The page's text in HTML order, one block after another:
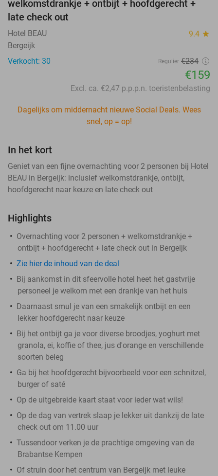
welkomstdrankje + ontbijt + hoofdgerecht +
late check out
Hotel BEAU 9.4 star
Bergeijk
Verkocht: 30
Regulier €234
€159
Excl. ca. €2,47 p.p.p.n. toeristenbelasting
Dagelijks om middernacht nieuwe Social Deals. Wees
snel, op = op!
In het kort
Geniet van een fijne overnachting voor 2 personen bij Hotel
BEAU in Bergeijk: inclusief welkomstdrankje, ontbijt,
hoofdgerecht naar keuze en late check out
Highlights
Overnachting voor 2 personen + welkomstdrankje +
ontbijt + hoofdgerecht + late check out in Bergeijk
Zie hier de inhoud van de deal
Bij aankomst in dit sfeervolle hotel heet het gastvrije
personeel je welkom met een drankje van het huis
Daarnaast smul je van een smakelijk ontbijt en een
lekker hoofdgerecht naar keuze
Bij het ontbijt ga je voor diverse broodjes, yoghurt met
granola, ei, koffie of thee, jus d'orange en verschillende
soorten beleg
Ga bij het hoofdgerecht bijvoorbeeld voor een schnitzel,
burger of saté
Op de uitgebreide kaart staat voor ieder wat wils!
Op de dag van vertrek slaap je lekker uit dankzij de late
check out om 11.00 uur
Tussendoor verken je de prachtige omgeving van de
Brabantse Kempen
Of struin door het centrum van Bergeijk met leuke